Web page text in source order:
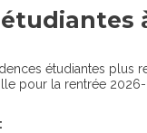
étudiantes plus
pour la rentrée 2026-